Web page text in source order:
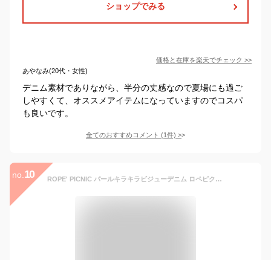
ショップでみる
価格と在庫を楽天でチェック >>
あやなみ(20代・女性)
デニム素材でありながら、半分の丈感なので夏場にも過ご
しやすくて、オススメアイテムになっていますのでコスパ
も良いです。
全てのおすすめコメント (1件) >
no. 10 ROPE' PICNIC パールキラキラビジューデニム ロペピクニック パンツ ジーンズ・デニムパンツ ブルー ネイビー ブラック【送料無料】